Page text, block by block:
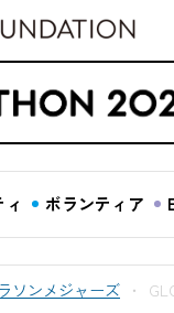
ボランティア
ソンメジャーズ